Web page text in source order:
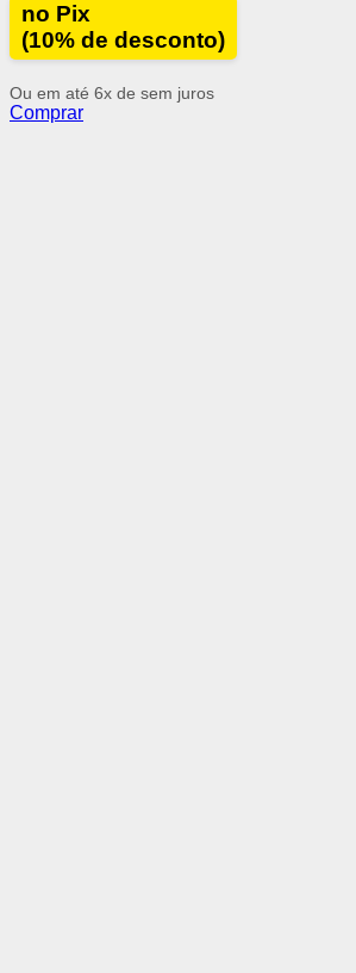
no Pix
(10% de desconto)
Ou em até 6x de sem juros
Comprar